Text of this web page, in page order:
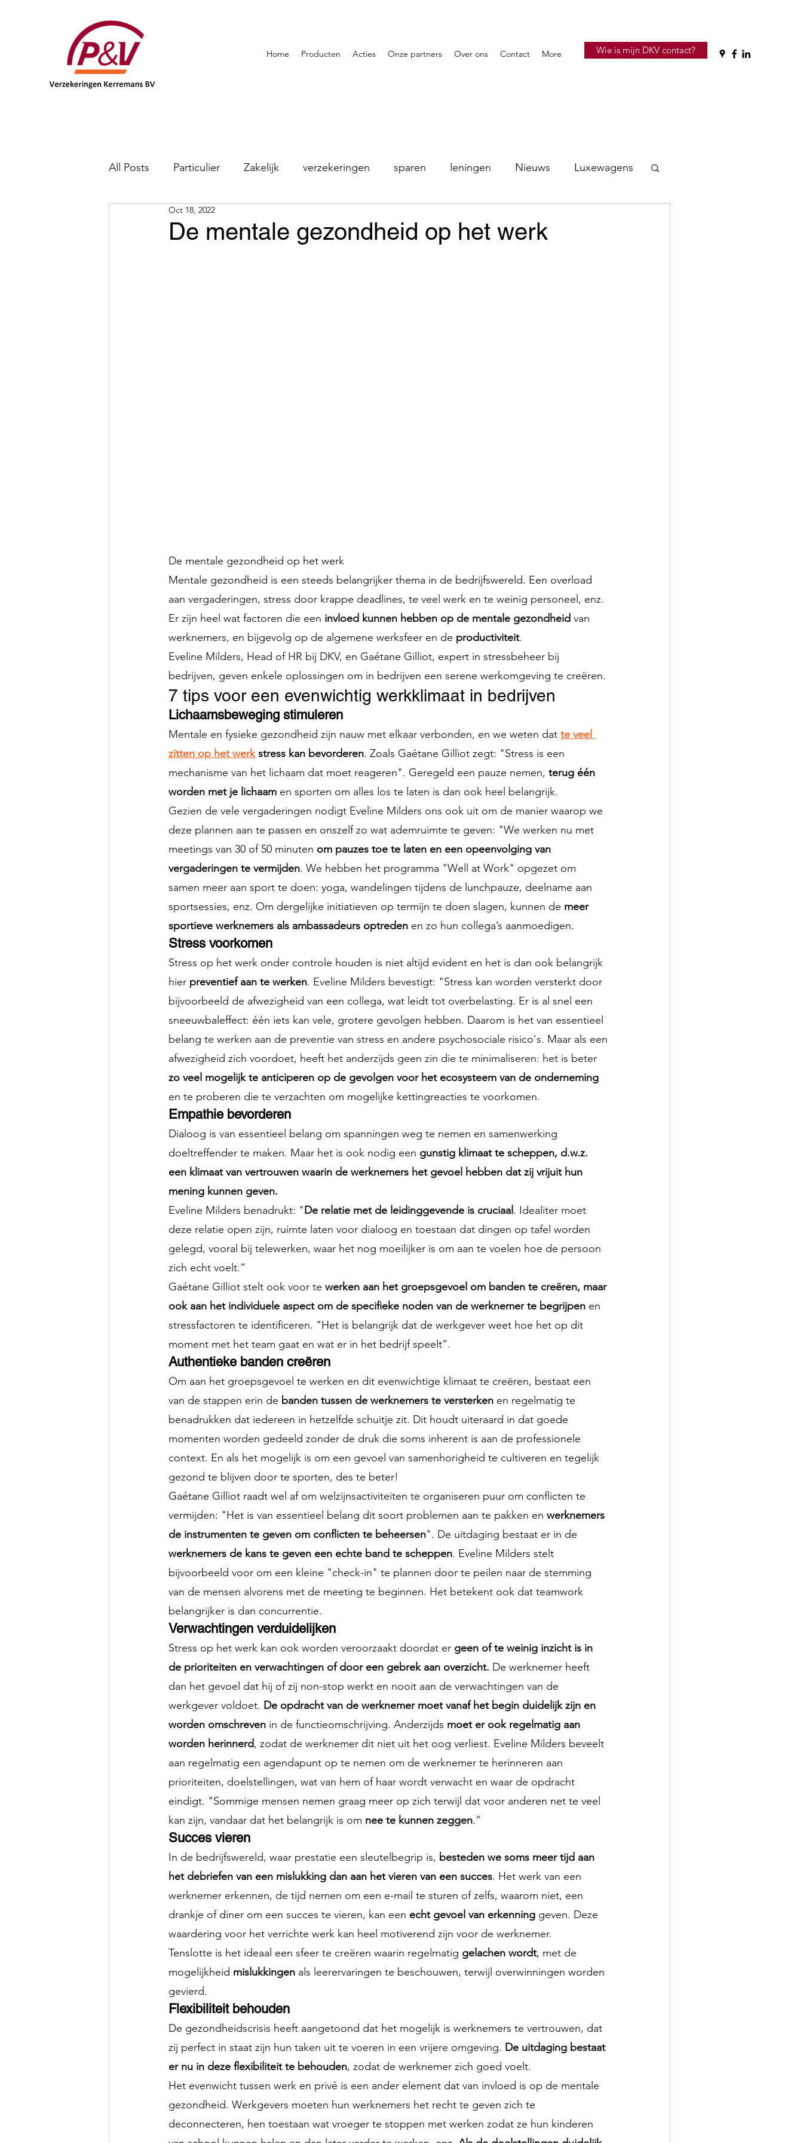
Home Producten Acties Onze partners Over ons Contact More Wie is mijn DKV contact?
All Posts Particulier Zakelijk verzekeringen sparen leningen Nieuws Luxewagens
De mentale gezondheid op het werk
Oct 18, 2022
De mentale gezondheid op het werk
Mentale gezondheid is een steeds belangrijker thema in de bedrijfswereld. Een overload
aan vergaderingen, stress door krappe deadlines, te veel werk en te weinig personeel, enz.
Er zijn heel wat factoren die een invloed kunnen hebben op de mentale gezondheid van
werknemers, en bijgevolg op de algemene werksfeer en de productiviteit.
Eveline Milders, Head of HR bij DKV, en Gaétane Gilliot, expert in stressbeheer bij
bedrijven, geven enkele oplossingen om in bedrijven een serene werkomgeving te creëren.
7 tips voor een evenwichtig werkklimaat in bedrijven
Lichaamsbeweging stimuleren
Mentale en fysieke gezondheid zijn nauw met elkaar verbonden, en we weten dat te veel
zitten op het werk stress kan bevorderen. Zoals Gaétane Gilliot zegt: "Stress is een
mechanisme van het lichaam dat moet reageren". Geregeld een pauze nemen, terug één
worden met je lichaam en sporten om alles los te laten is dan ook heel belangrijk.
Gezien de vele vergaderingen nodigt Eveline Milders ons ook uit om de manier waarop we
deze plannen aan te passen en onszelf zo wat ademruimte te geven: "We werken nu met
meetings van 30 of 50 minuten om pauzes toe te laten en een opeenvolging van
vergaderingen te vermijden. We hebben het programma "Well at Work" opgezet om
samen meer aan sport te doen: yoga, wandelingen tijdens de lunchpauze, deelname aan
sportsessies, enz. Om dergelijke initiatieven op termijn te doen slagen, kunnen de meer
sportieve werknemers als ambassadeurs optreden en zo hun collega’s aanmoedigen.
Stress voorkomen
Stress op het werk onder controle houden is niet altijd evident en het is dan ook belangrijk
hier preventief aan te werken. Eveline Milders bevestigt: "Stress kan worden versterkt door
bijvoorbeeld de afwezigheid van een collega, wat leidt tot overbelasting. Er is al snel een
sneeuwbaleffect: één iets kan vele, grotere gevolgen hebben. Daarom is het van essentieel
belang te werken aan de preventie van stress en andere psychosociale risico's. Maar als een
afwezigheid zich voordoet, heeft het anderzijds geen zin die te minimaliseren: het is beter
zo veel mogelijk te anticiperen op de gevolgen voor het ecosysteem van de onderneming
en te proberen die te verzachten om mogelijke kettingreacties te voorkomen.
Empathie bevorderen
Dialoog is van essentieel belang om spanningen weg te nemen en samenwerking
doeltreffender te maken. Maar het is ook nodig een gunstig klimaat te scheppen, d.w.z.
een klimaat van vertrouwen waarin de werknemers het gevoel hebben dat zij vrijuit hun
mening kunnen geven.
Eveline Milders benadrukt: "De relatie met de leidinggevende is cruciaal . Idealiter moet
deze relatie open zijn, ruimte laten voor dialoog en toestaan dat dingen op tafel worden
gelegd, vooral bij telewerken, waar het nog moeilijker is om aan te voelen hoe de persoon
zich echt voelt.”
Gaétane Gilliot stelt ook voor te werken aan het groepsgevoel om banden te creëren, maar
ook aan het individuele aspect om de specifieke noden van de werknemer te begrijpen en
stressfactoren te identificeren. "Het is belangrijk dat de werkgever weet hoe het op dit
moment met het team gaat en wat er in het bedrijf speelt”.
Authentieke banden creëren
Om aan het groepsgevoel te werken en dit evenwichtige klimaat te creëren, bestaat een
van de stappen erin de banden tussen de werknemers te versterken en regelmatig te
benadrukken dat iedereen in hetzelfde schuitje zit. Dit houdt uiteraard in dat goede
momenten worden gedeeld zonder de druk die soms inherent is aan de professionele
context. En als het mogelijk is om een gevoel van samenhorigheid te cultiveren en tegelijk
gezond te blijven door te sporten, des te beter!
Gaétane Gilliot raadt wel af om welzijnsactiviteiten te organiseren puur om conflicten te
vermijden: "Het is van essentieel belang dit soort problemen aan te pakken en werknemers
de instrumenten te geven om conflicten te beheersen". De uitdaging bestaat er in de
werknemers de kans te geven een echte band te scheppen. Eveline Milders stelt
bijvoorbeeld voor om een kleine "check-in" te plannen door te peilen naar de stemming
van de mensen alvorens met de meeting te beginnen. Het betekent ook dat teamwork
belangrijker is dan concurrentie.
Verwachtingen verduidelijken
Stress op het werk kan ook worden veroorzaakt doordat er geen of te weinig inzicht is in
de prioriteiten en verwachtingen of door een gebrek aan overzicht. De werknemer heeft
dan het gevoel dat hij of zij non-stop werkt en nooit aan de verwachtingen van de
werkgever voldoet. De opdracht van de werknemer moet vanaf het begin duidelijk zijn en
worden omschreven in de functieomschrijving. Anderzijds moet er ook regelmatig aan
worden herinnerd, zodat de werknemer dit niet uit het oog verliest. Eveline Milders beveelt
aan regelmatig een agendapunt op te nemen om de werknemer te herinneren aan
prioriteiten, doelstellingen, wat van hem of haar wordt verwacht en waar de opdracht
eindigt. "Sommige mensen nemen graag meer op zich terwijl dat voor anderen net te veel
kan zijn, vandaar dat het belangrijk is om nee te kunnen zeggen.”
Succes vieren
In de bedrijfswereld, waar prestatie een sleutelbegrip is, besteden we soms meer tijd aan
het debriefen van een mislukking dan aan het vieren van een succes. Het werk van een
werknemer erkennen, de tijd nemen om een e-mail te sturen of zelfs, waarom niet, een
drankje of diner om een succes te vieren, kan een echt gevoel van erkenning geven. Deze
waardering voor het verrichte werk kan heel motiverend zijn voor de werknemer.
Tenslotte is het ideaal een sfeer te creëren waarin regelmatig gelachen wordt, met de
mogelijkheid mislukkingen als leerervaringen te beschouwen, terwijl overwinningen worden
gevierd.
Flexibiliteit behouden
De gezondheidscrisis heeft aangetoond dat het mogelijk is werknemers te vertrouwen, dat
zij perfect in staat zijn hun taken uit te voeren in een vrijere omgeving. De uitdaging bestaat
er nu in deze flexibiliteit te behouden, zodat de werknemer zich goed voelt.
Het evenwicht tussen werk en privé is een ander element dat van invloed is op de mentale
gezondheid. Werkgevers moeten hun werknemers het recht te geven zich te
deconnecteren, hen toestaan wat vroeger te stoppen met werken zodat ze hun kinderen